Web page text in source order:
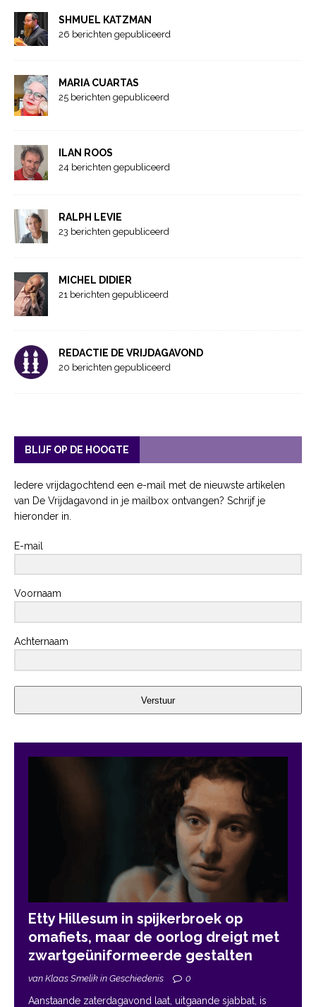
SHMUEL KATZMAN
26 berichten gepubliceerd
MARIA CUARTAS
25 berichten gepubliceerd
ILAN ROOS
24 berichten gepubliceerd
RALPH LEVIE
23 berichten gepubliceerd
MICHEL DIDIER
21 berichten gepubliceerd
REDACTIE DE VRIJDAGAVOND
20 berichten gepubliceerd
BLIJF OP DE HOOGTE
Iedere vrijdagochtend een e-mail met de nieuwste artikelen
van De Vrijdagavond in je mailbox ontvangen? Schrijf je
hieronder in.
E-mail
Voornaam
Achternaam
Verstuur
Etty Hillesum in spijkerbroek op
omafiets, maar de oorlog dreigt met
zwartgeüniformeerde gestalten
van Klaas Smelik in Geschiedenis 0
Aanstaande zaterdagavond laat, uitgaande sjabbat, is